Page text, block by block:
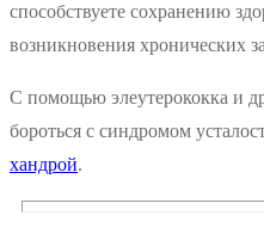
способствуете сохранению
возникновения хронических
С помощью элеутерококка и
бороться с синдромом
хандрой.